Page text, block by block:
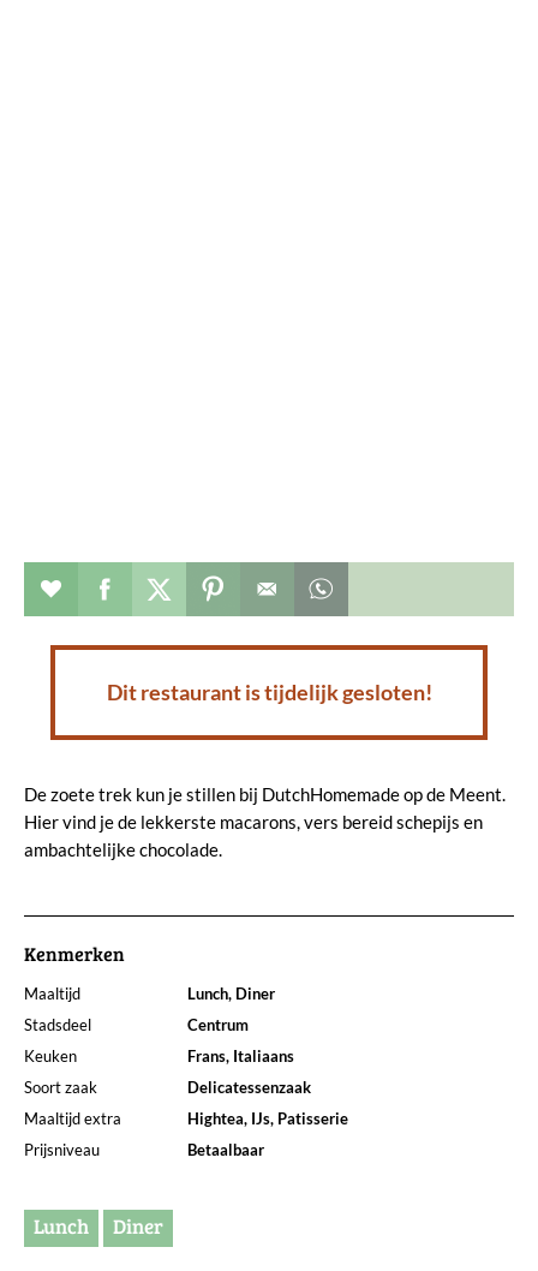
Restaurant toevoegen aan favorieten
Deel dit op facebook
Deel dit op twitter
Deel dit op pinterest
Dit restaurant is tijdelijk gesloten!
De zoete trek kun je stillen bij DutchHomemade op de Meent.
Hier vind je de lekkerste macarons, vers bereid schepijs en
ambachtelijke chocolade.
Kenmerken
Maaltijd
Lunch, Diner
Stadsdeel
Centrum
Keuken
Frans, Italiaans
Soort zaak
Delicatessenzaak
Maaltijd extra
Hightea, IJs, Patisserie
Prijsniveau
Betaalbaar
Lunch Diner